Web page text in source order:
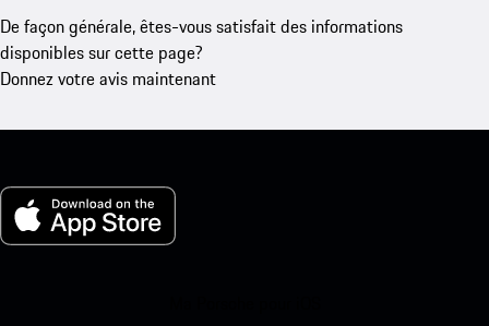
De façon générale, êtes-vous satisfait des informations
disponibles sur cette page?
Donnez votre avis maintenant